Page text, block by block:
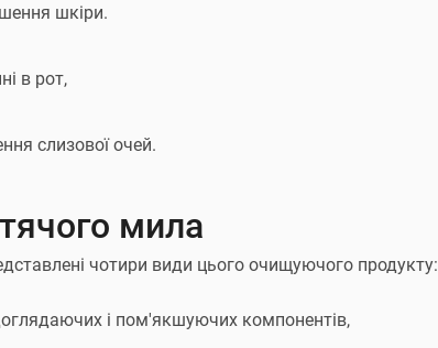
шкіри.
в рот,
слизової очей.
мила
чотири види цього очищуючого продукту:
і пом'якшуючих компонентів,